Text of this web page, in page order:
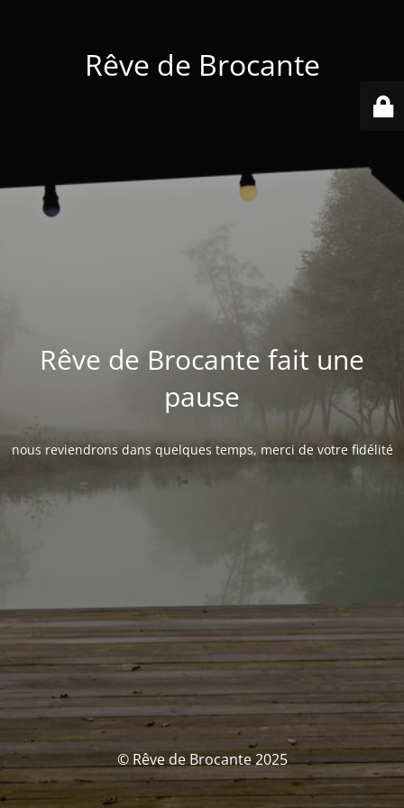
Rêve de Brocante
Rêve de Brocante fait une
pause
nous reviendrons dans quelques temps, merci de votre fidélité
© Rêve de Brocante 2025